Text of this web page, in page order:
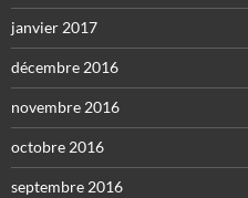
janvier 2017
décembre 2016
novembre 2016
octobre 2016
septembre 2016